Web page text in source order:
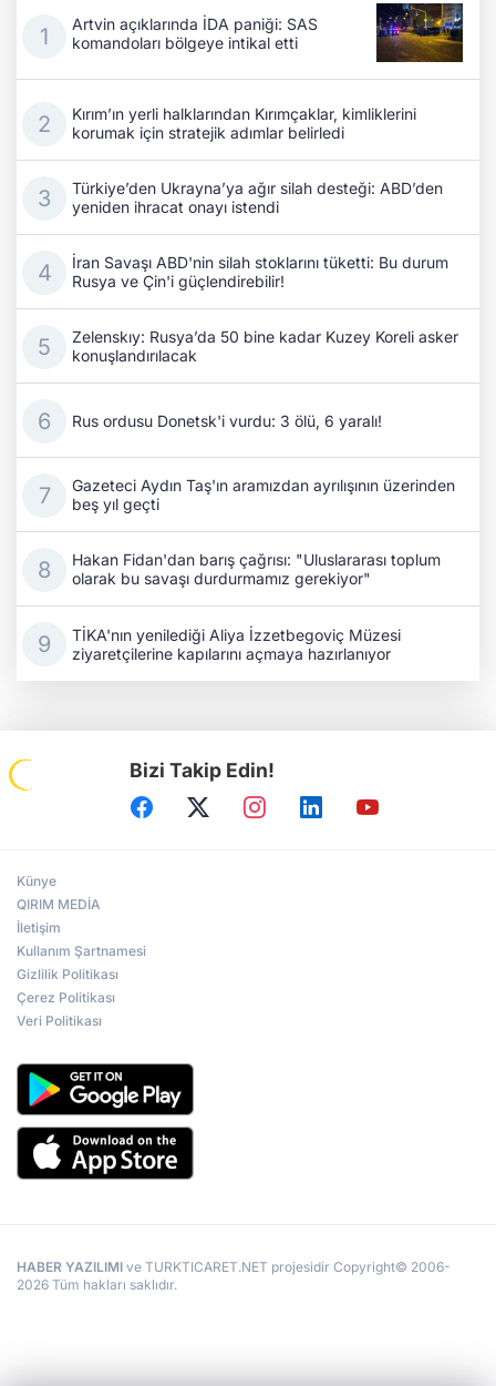
Artvin açıklarında İDA paniği: SAS
komandoları bölgeye intikal etti
Kırım’ın yerli halklarından Kırımçaklar, kimliklerini
korumak için stratejik adımlar belirledi
Türkiye’den Ukrayna’ya ağır silah desteği: ABD’den
yeniden ihracat onayı istendi
İran Savaşı ABD'nin silah stoklarını tüketti: Bu durum
Rusya ve Çin'i güçlendirebilir!
Zelenskıy: Rusya’da 50 bine kadar Kuzey Koreli asker
konuşlandırılacak
Rus ordusu Donetsk'i vurdu: 3 ölü, 6 yaralı!
Gazeteci Aydın Taş'ın aramızdan ayrılışının üzerinden
beş yıl geçti
Hakan Fidan'dan barış çağrısı: "Uluslararası toplum
olarak bu savaşı durdurmamız gerekiyor"
TİKA'nın yenilediği Aliya İzzetbegoviç Müzesi
ziyaretçilerine kapılarını açmaya hazırlanıyor
Bizi Takip Edin!
Künye
QIRIM MEDİA
İletişim
Kullanım Şartnamesi
Gizlilik Politikası
Çerez Politikası
Veri Politikası
HABER YAZILIMI ve TURKTICARET.NET projesidir Copyright© 2006-
2026 Tüm hakları saklıdır.